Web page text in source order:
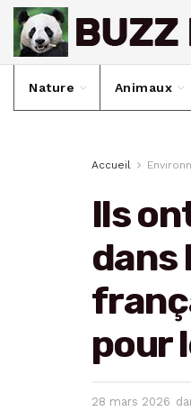
Nature Animaux
Accueil
Ils
dans
pour
28 mars 2026